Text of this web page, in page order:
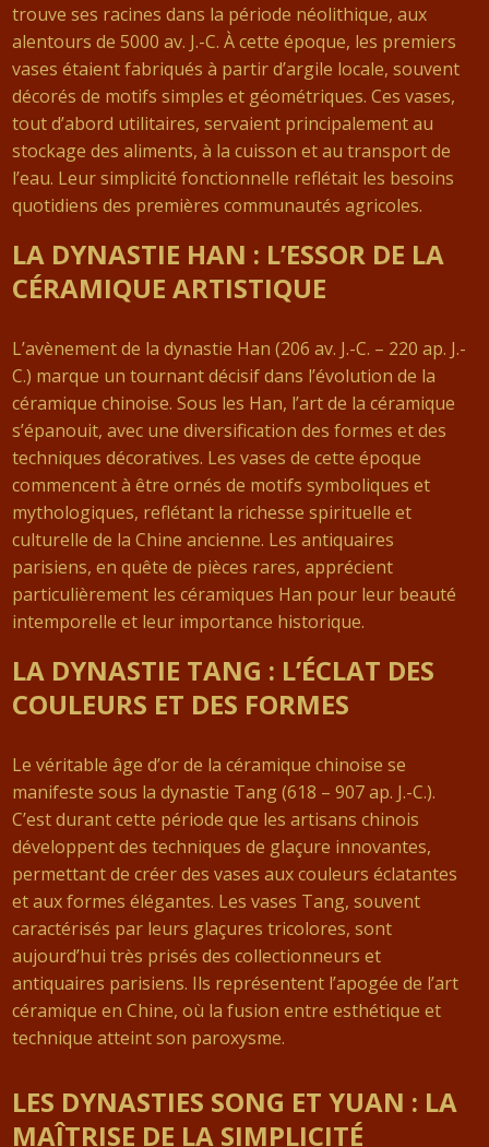
trouve ses racines dans la période néolithique, aux
alentours de 5000 av. J.-C. À cette époque, les premiers
vases étaient fabriqués à partir d’argile locale, souvent
décorés de motifs simples et géométriques. Ces vases,
tout d’abord utilitaires, servaient principalement au
stockage des aliments, à la cuisson et au transport de
l’eau. Leur simplicité fonctionnelle reflétait les besoins
quotidiens des premières communautés agricoles.
LA DYNASTIE HAN : L’ESSOR DE LA
CÉRAMIQUE ARTISTIQUE
L’avènement de la dynastie Han (206 av. J.-C. – 220 ap. J.-
C.) marque un tournant décisif dans l’évolution de la
céramique chinoise. Sous les Han, l’art de la céramique
s’épanouit, avec une diversification des formes et des
techniques décoratives. Les vases de cette époque
commencent à être ornés de motifs symboliques et
mythologiques, reflétant la richesse spirituelle et
culturelle de la Chine ancienne. Les antiquaires
parisiens, en quête de pièces rares, apprécient
particulièrement les céramiques Han pour leur beauté
intemporelle et leur importance historique.
LA DYNASTIE TANG : L’ÉCLAT DES
COULEURS ET DES FORMES
Le véritable âge d’or de la céramique chinoise se
manifeste sous la dynastie Tang (618 – 907 ap. J.-C.).
C’est durant cette période que les artisans chinois
développent des techniques de glaçure innovantes,
permettant de créer des vases aux couleurs éclatantes
et aux formes élégantes. Les vases Tang, souvent
caractérisés par leurs glaçures tricolores, sont
aujourd’hui très prisés des collectionneurs et
antiquaires parisiens. Ils représentent l’apogée de l’art
céramique en Chine, où la fusion entre esthétique et
technique atteint son paroxysme.
LES DYNASTIES SONG ET YUAN : LA
MAÎTRISE DE LA SIMPLICITÉ